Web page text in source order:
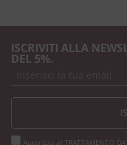
ISCRIVITI ALLA
DEL 5%.
Autorizzo al TRATTAMENTO